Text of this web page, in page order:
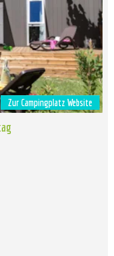
Zur Campingplatz Website